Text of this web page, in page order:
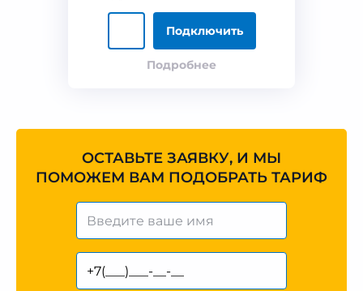
Подключить
Подробнее
ОСТАВЬТЕ ЗАЯВКУ, И МЫ
ПОМОЖЕМ ВАМ ПОДОБРАТЬ ТАРИФ